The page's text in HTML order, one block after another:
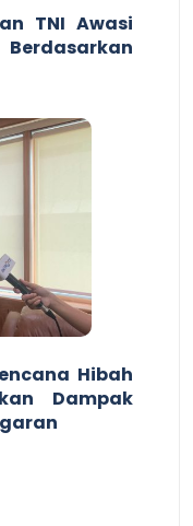
TNI Awasi
Hibah
Dampak